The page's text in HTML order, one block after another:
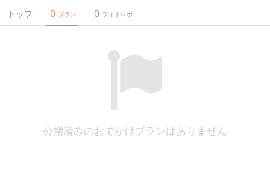
トップ プラン
0 フォトレポ
0
公開済みのおでかけプランはありません